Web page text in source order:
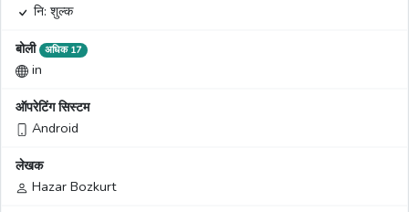
नि: शुल्क
बोली अधिक 17
in
ऑपरेटिंग सिस्टम
Android
लेखक
Hazar Bozkurt